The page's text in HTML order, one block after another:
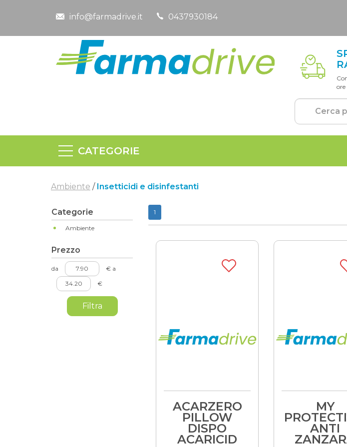
info@farmadrive.it 0437930184
ore
CATEGORIE
Ambiente / Insetticidi e disinfestanti
Categorie
Ambiente
Prezzo
filtra
da
da € filtra
a
€
1
ACARZERO
PILLOW
DISPO
ACARICID
MY
ANTI